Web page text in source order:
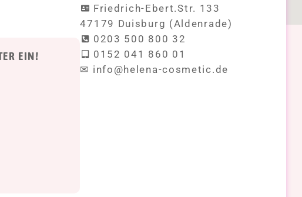
EIN!
Friedrich-Ebert.Str. 133
47179 Duisburg (Aldenrade)
0203 500 800 32
0152 041 860 01
✉ info@helena-cosmetic.de